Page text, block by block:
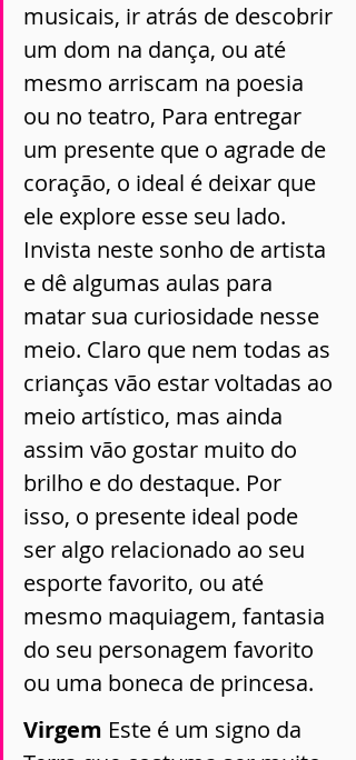
musicais, ir atrás de descobrir
um dom na dança, ou até
mesmo arriscam na poesia
ou no teatro, Para entregar
um presente que o agrade de
coração, o ideal é deixar que
ele explore esse seu lado.
Invista neste sonho de artista
e dê algumas aulas para
matar sua curiosidade nesse
meio. Claro que nem todas as
crianças vão estar voltadas ao
meio artístico, mas ainda
assim vão gostar muito do
brilho e do destaque. Por
isso, o presente ideal pode
ser algo relacionado ao seu
esporte favorito, ou até
mesmo maquiagem, fantasia
do seu personagem favorito
ou uma boneca de princesa.
Virgem Este é um signo da